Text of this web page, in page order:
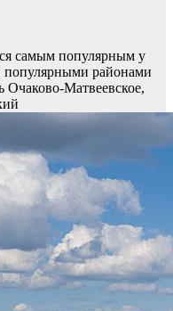
самым популярным у
районами
Очаково-Матвеевское,